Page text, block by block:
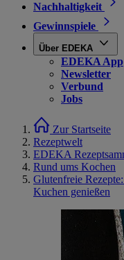
Nachhaltigkeit
Gewinnspiele
Über EDEKA
EDEKA App
Newsletter
Verbund
Jobs
Zur Startseite
Rezeptwelt
EDEKA
Rund ums Kochen
Glutenfreie
Kuchen genießen